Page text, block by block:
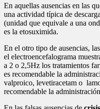
En aquellas ausencias en las
una actividad típica de
(unidad que equivale a una
es la etosuximida.
En el otro tipo de ausencias,
el electroencefalograma
a 2 o 2,5Hz los tratamientos
es recomendable la
valproico, levetiracetam o
recomendable la